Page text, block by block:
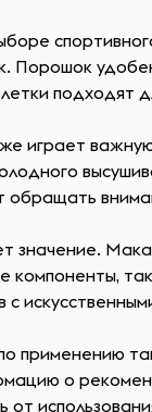
Порошок
играет
обращать
значение.
применению
о
от